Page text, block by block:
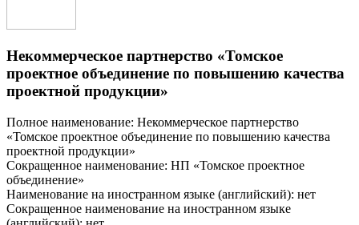
Некоммерческое партнерство «Томское
проектное объединение по повышению качества
проектной продукции»
Полное наименование: Некоммерческое партнерство
«Томское проектное объединение по повышению качества
проектной продукции»
Сокращенное наименование: НП «Томское проектное
объединение»
Наименование на иностранном языке (английский): нет
Сокращенное наименование на иностранном языке